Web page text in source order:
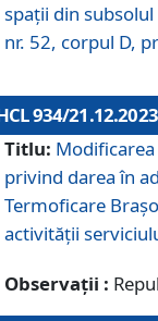
spații din
nr. 52, corpul D,
934/21.12.2023
Titlu:
privind darea în
Termoficare
activităţii
Observații :